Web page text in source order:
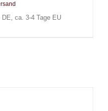
ca. 3-4 Tage EU